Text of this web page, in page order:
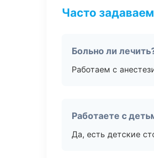
Часто
Больно ли
Работаем с
Работаете с
Да, есть детские